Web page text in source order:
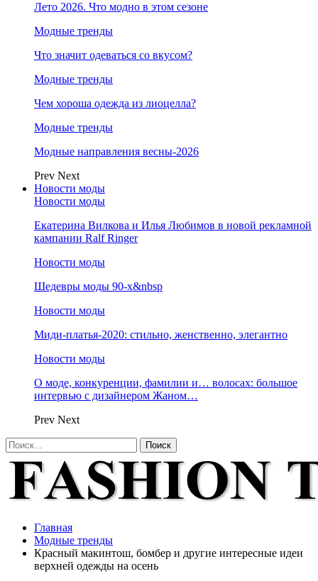
Лето 2026. Что модно в этом сезоне
Модные тренды
Что значит одеваться со вкусом?
Модные тренды
Чем хороша одежда из лиоцелла?
Модные тренды
Модные направления весны-2026
Prev Next
Новости моды
Новости моды
Екатерина Вилкова и Илья Любимов в новой рекламной
кампании Ralf Ringer
Новости моды
Шедевры моды 90-х&nbsp
Новости моды
Миди-платья-2020: стильно, женственно, элегантно
Новости моды
О моде, конкуренции, фамилии и… волосах: большое
интервью с дизайнером Жаном…
Prev Next
Главная
Модные тренды
Красный макинтош, бомбер и другие интересные идеи
верхней одежды на осень